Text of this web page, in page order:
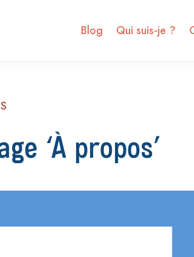
Blog Qui suis-je ?
‘À propos’